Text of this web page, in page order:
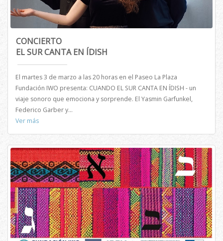
CONCIERTO
EL SUR CANTA EN ÍDISH
El martes 3 de marzo a las 20 horas en el Paseo La Plaza
Fundación IWO presenta: CUANDO EL SUR CANTA EN ÍDISH - un
viaje sonoro que emociona y sorprende. El Yasmin Garfunkel,
Federico Garber y...
Ver más